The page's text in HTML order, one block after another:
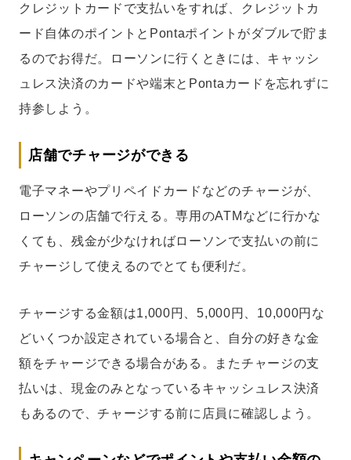
クレジットカードで支払いをすれば、クレジットカ
ード自体のポイントとPontaポイントがダブルで貯ま
るのでお得だ。ローソンに行くときには、キャッシ
ュレス決済のカードや端末とPontaカードを忘れずに
持参しよう。
店舗でチャージができる
電子マネーやプリペイドカードなどのチャージが、
ローソンの店舗で行える。専用のATMなどに行かな
くても、残金が少なければローソンで支払いの前に
チャージして使えるのでとても便利だ。
チャージする金額は1,000円、5,000円、10,000円な
どいくつか設定されている場合と、自分の好きな金
額をチャージできる場合がある。またチャージの支
払いは、現金のみとなっているキャッシュレス決済
もあるので、チャージする前に店員に確認しよう。